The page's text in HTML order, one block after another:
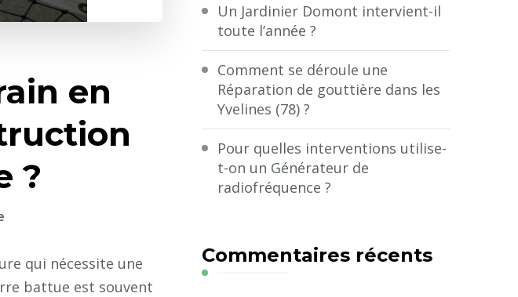
en
?
opter
pour
qui nécessite une
battue est souvent
Un Jardinier Domont intervient-il
toute l’année ?
Comment se déroule une
Réparation de gouttière dans les
Yvelines (78) ?
Pour quelles interventions utilise-
t-on un Générateur de
radiofréquence ?
Commentaires récents